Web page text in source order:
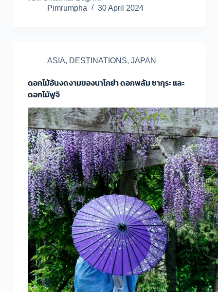
Pimrumpha
30 April 2024
ASIA, DESTINATIONS, JAPAN
ดอกไม้อันงดงามของนาโกย่า ดอกพลัม ซากุระ และ
ดอกไม้ฟูจิ